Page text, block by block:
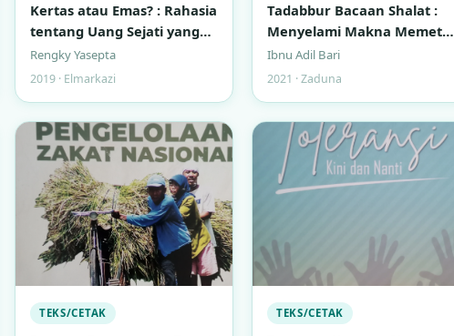
Kertas atau Emas? : Rahasia
tentang Uang Sejati yang
Tidak Pernah Diajarkan di
Bangku Sekolah Formal
Rengky Yasepta
2019 · Elmarkazi
Tadabbur Bacaan Shalat :
Menyelami Makna Memetik
HIkmah
Ibnu Adil Bari
2021 · Zaduna
TEKS/CETAK TEKS/CETAK